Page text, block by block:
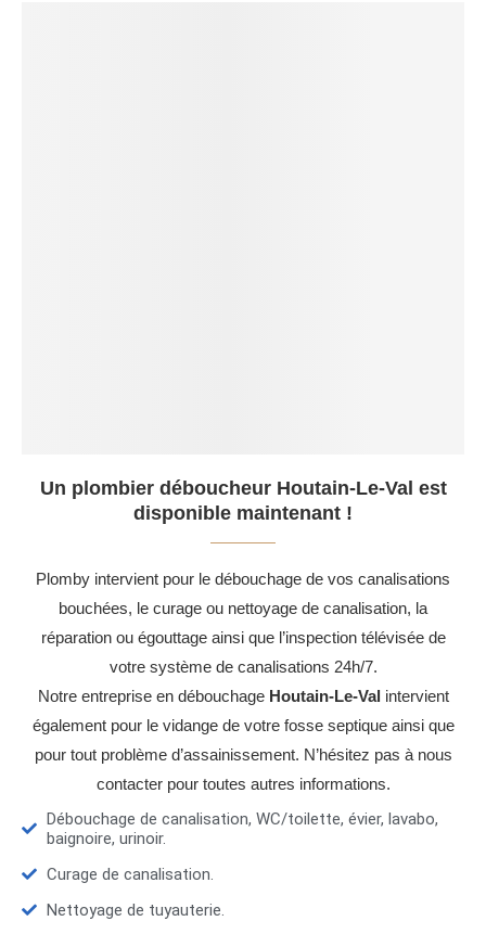
Un plombier déboucheur Houtain-Le-Val est
disponible maintenant !
Plomby intervient pour le débouchage de vos canalisations
bouchées, le curage ou nettoyage de canalisation, la
réparation ou égouttage ainsi que l’inspection télévisée de
votre système de canalisations 24h/7.
Notre entreprise en débouchage Houtain-Le-Val intervient
également pour le vidange de votre fosse septique ainsi que
pour tout problème d’assainissement. N’hésitez pas à nous
contacter pour toutes autres informations.
Débouchage de canalisation, WC/toilette, évier, lavabo,
baignoire, urinoir.
Curage de canalisation.
Nettoyage de tuyauterie.